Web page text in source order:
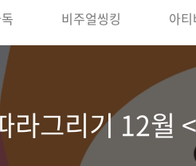
비주얼씽킹 아
라그리기 12월